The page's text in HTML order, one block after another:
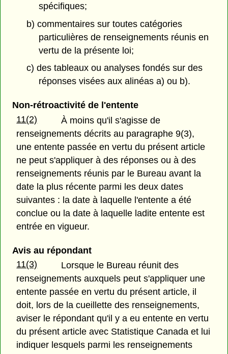
spécifiques;
b) commentaires sur toutes catégories
particulières de renseignements réunis en
vertu de la présente loi;
c) des tableaux ou analyses fondés sur des
réponses visées aux alinéas a) ou b).
Non-rétroactivité de l'entente
11(2)
À moins qu'il s'agisse de
renseignements décrits au paragraphe 9(3),
une entente passée en vertu du présent article
ne peut s'appliquer à des réponses ou à des
renseignements réunis par le Bureau avant la
date la plus récente parmi les deux dates
suivantes : la date à laquelle l'entente a été
conclue ou la date à laquelle ladite entente est
entrée en vigueur.
Avis au répondant
11(3)
Lorsque le Bureau réunit des
renseignements auxquels peut s'appliquer une
entente passée en vertu du présent article, il
doit, lors de la cueillette des renseignements,
aviser le répondant qu'il y a eu entente en vertu
du présent article avec Statistique Canada et lui
indiquer lesquels parmi les renseignements